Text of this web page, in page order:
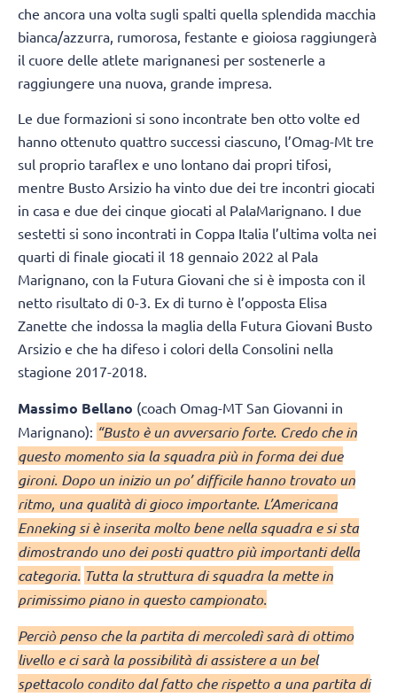
che ancora una volta sugli spalti quella splendida macchia
bianca/azzurra, rumorosa, festante e gioiosa raggiungerà
il cuore delle atlete marignanesi per sostenerle a
raggiungere una nuova, grande impresa.
Le due formazioni si sono incontrate ben otto volte ed
hanno ottenuto quattro successi ciascuno, l’Omag-Mt tre
sul proprio taraflex e uno lontano dai propri tifosi,
mentre Busto Arsizio ha vinto due dei tre incontri giocati
in casa e due dei cinque giocati al PalaMarignano. I due
sestetti si sono incontrati in Coppa Italia l’ultima volta nei
quarti di finale giocati il 18 gennaio 2022 al Pala
Marignano, con la Futura Giovani che si è imposta con il
netto risultato di 0-3. Ex di turno è l’opposta Elisa
Zanette che indossa la maglia della Futura Giovani Busto
Arsizio e che ha difeso i colori della Consolini nella
stagione 2017-2018.
Massimo Bellano (coach Omag-MT San Giovanni in
Marignano): “Busto è un avversario forte. Credo che in
questo momento sia la squadra più in forma dei due
gironi. Dopo un inizio un po’ difficile hanno trovato un
ritmo, una qualità di gioco importante. L’Americana
Enneking si è inserita molto bene nella squadra e si sta
dimostrando uno dei posti quattro più importanti della
categoria. Tutta la struttura di squadra la mette in
primissimo piano in questo campionato.
Perciò penso che la partita di mercoledì sarà di ottimo
livello e ci sarà la possibilità di assistere a un bel
spettacolo condito dal fatto che rispetto a una partita di